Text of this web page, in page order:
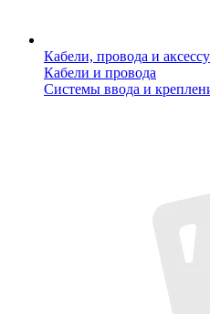
Кабели, провода и
Кабели и провода
Системы ввода и